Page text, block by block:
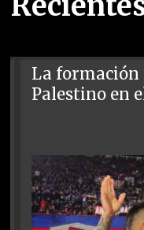
La formación
Palestino en